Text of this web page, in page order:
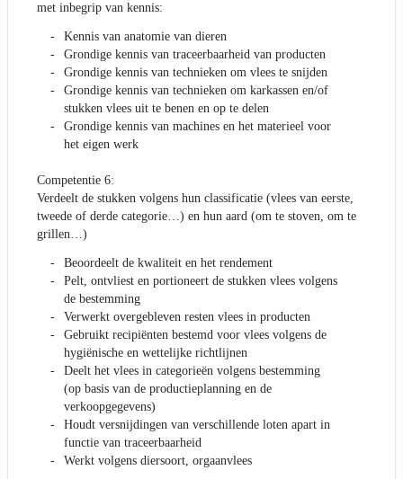
met inbegrip van kennis:
Kennis van anatomie van dieren
Grondige kennis van traceerbaarheid van producten
Grondige kennis van technieken om vlees te snijden
Grondige kennis van technieken om karkassen en/of
stukken vlees uit te benen en op te delen
Grondige kennis van machines en het materieel voor
het eigen werk
Competentie 6:
Verdeelt de stukken volgens hun classificatie (vlees van eerste,
tweede of derde categorie…) en hun aard (om te stoven, om te
grillen…)
Beoordeelt de kwaliteit en het rendement
Pelt, ontvliest en portioneert de stukken vlees volgens
de bestemming
Verwerkt overgebleven resten vlees in producten
Gebruikt recipiënten bestemd voor vlees volgens de
hygiënische en wettelijke richtlijnen
Deelt het vlees in categorieën volgens bestemming
(op basis van de productieplanning en de
verkoopgegevens)
Houdt versnijdingen van verschillende loten apart in
functie van traceerbaarheid
Werkt volgens diersoort, orgaanvlees